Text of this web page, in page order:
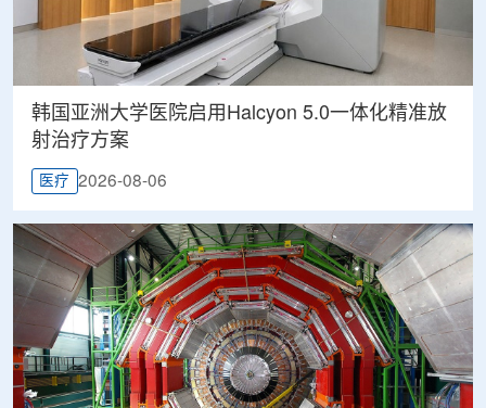
韩国亚洲大学医院启用Halcyon 5.0一体化精准放
射治疗方案
医疗 2026-08-06